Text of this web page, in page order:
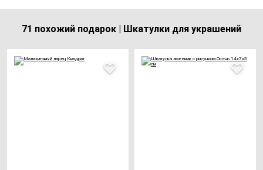
71 похожий подарок | Шкатулки для украшений